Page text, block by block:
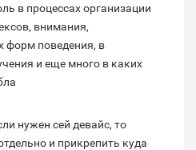
в процессах организации
внимания,
поведения, в
и еще много в каких
нужен сей девайс, то
и прикрепить куда